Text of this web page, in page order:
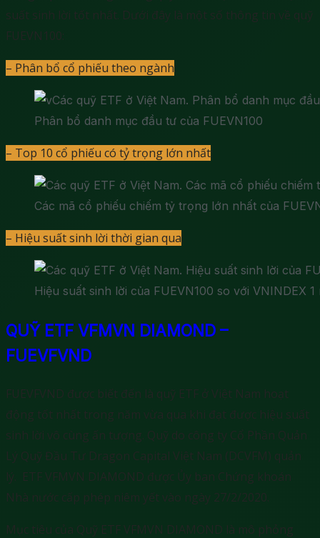
suất sinh lời tốt nhất. Dưới đây là một số thông tin về quỹ
FUEVN100:
– Phân bổ cổ phiếu theo ngành:
Phân bổ danh mục đầu tư của FUEVN100
– Top 10 cổ phiếu có tỷ trọng lớn nhất:
Các mã cổ phiếu chiếm tỷ trọng lớn nhất của
– Hiệu suất sinh lời thời gian qua:
Hiệu suất sinh lời của FUEVN100 so với VNINDEX 1
QUỸ ETF VFMVN DIAMOND –
FUEVFVND
FUEVFVND được biết đến là quỹ ETF ở Việt Nam hoạt
động tốt nhất trong năm vừa qua khi đạt được hiệu suất
sinh lời vô cùng ấn tượng. Quỹ do công ty Cổ Phần Quản
Lý Quỹ Đầu Tư Dragon Capital Việt Nam (DCVFM) quản
lý. ETF VFMVN DIAMOND được Ủy ban Chứng khoán
Nhà nước cấp phép niêm yết vào ngày 27/2/2020.
Mục tiêu của Quỹ ETF VFMVN DIAMOND là mô phỏng